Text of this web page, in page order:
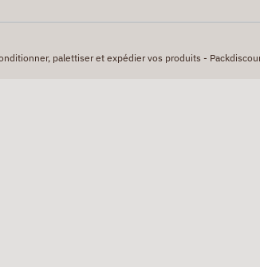
palettiser et expédier vos produits -